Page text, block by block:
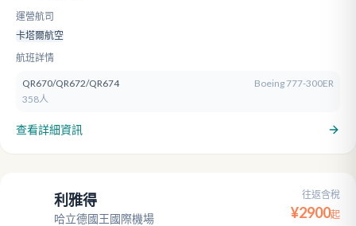
運營航司
卡塔爾航空
航班詳情
QR670/QR672/QR674
Boeing 777-300ER
358人
查看詳細資訊
利雅得
哈立德國王國際機場
往返含稅
¥2900起